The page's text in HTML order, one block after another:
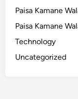
Paisa Kamane
Paisa Kamane
Technology
Uncategorized